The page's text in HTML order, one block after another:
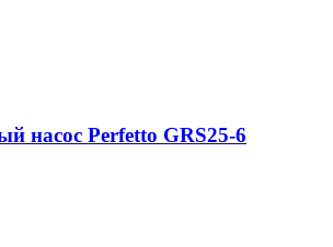
насос Perfetto GRS25-6